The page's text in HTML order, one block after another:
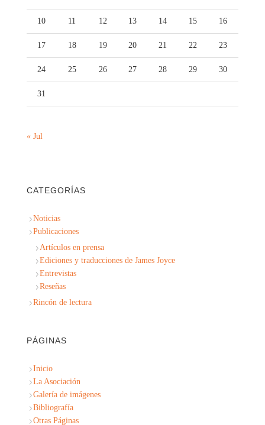
10 11 12 13 14 15 16
17 18 19 20 21 22 23
24 25 26 27 28 29 30
31
« Jul
CATEGORÍAS
Noticias
Publicaciones
Artículos en prensa
Ediciones y traducciones de James Joyce
Entrevistas
Reseñas
Rincón de lectura
PÁGINAS
Inicio
La Asociación
Galería de imágenes
Bibliografía
Otras Páginas